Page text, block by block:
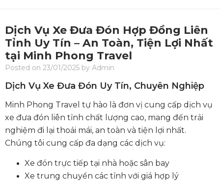
Dịch Vụ Xe Đưa Đón Hợp Đồng Liên
Tỉnh Uy Tín – An Toàn, Tiện Lợi Nhất
tại Minh Phong Travel
Posted on 23/01/2025 by Admin
Dịch Vụ Xe Đưa Đón Uy Tín, Chuyên Nghiệp
Minh Phong Travel tự hào là đơn vị cung cấp dịch vụ
xe đưa đón liên tỉnh chất lượng cao, mang đến trải
nghiệm đi lại thoải mái, an toàn và tiện lợi nhất.
Chúng tôi cung cấp đa dạng các dịch vụ:
Xe đón trực tiếp tại nhà hoặc sân bay
Xe trung chuyển các tỉnh với giá hợp lý